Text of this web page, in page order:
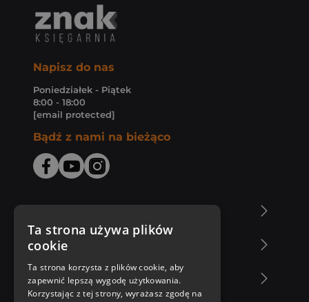
Napisz do nas
Poniedziałek - Piątek
8:00 - 18:00
[email protected]
Bądź z nami na bieżąco
Zakupy u nas
Nasza oferta
Ta strona używa plików
cookie
Ta strona korzysta z plików cookie, aby
zapewnić lepszą wygodę użytkowania.
Korzystając z tej strony, wyrażasz zgodę na